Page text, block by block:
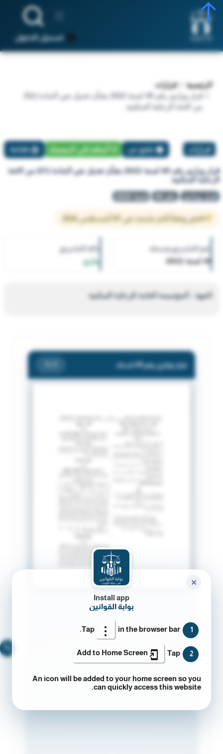
تسجيل الدخول
الرئيسية
قرارات
من لائحة الرعاية السكنية.
قرارات تبليغ عن أضافة إلي المفضلة طباعة
قرار وزاري رقم 49 لسنة 2022 بشأن تعديل نص المادة (51) من لائحة
الرعاية السكنية.
قرار وزاري رقم 49 لسنة 2022
النص وفقاً لآخر تحديث في 07 أغسطس 2026
رقم التشريع وسنته
49 لسنة 2022
حالة التشريع
ساري
الجهة : المؤسسة العامة للرعاية السكنية
قرار وزاري رقم 49 لسنة 2022 بشأن تعديل نص المادة (51) من لائحة الرعاية السكنية.
Install app
بوابة القوانين
1
Tap in the browser bar.
2
Tap
Add to Home Screen
An icon will be added to your home screen so you
can quickly access this website.
✕